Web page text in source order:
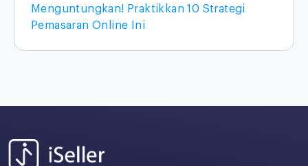
Menguntungkan! Praktikkan 10 Strategi
Pemasaran Online Ini